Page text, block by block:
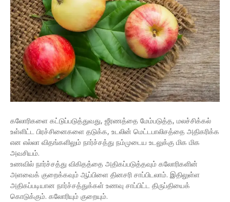
கலோரிகளை கட்டுப்படுத்துவது, ஜீரணத்தை மேம்படுத்த, மலச்சிக்கல்
உள்ளிட்ட பிரச்சினைகளை தடுக்க, உடலின் மெட்டபாலிசத்தை அதிகரிக்க
என எல்லா விதங்களிலும் நார்ச்சத்து நம்முடைய உடலுக்கு மிக மிக
அவசியம்.
உணவில் நார்ச்சத்து விகிதத்தை அதிகப்படுத்தவும் கலோரிகளின்
அளவைக் குறைக்கவும் ஆப்பிளை தினசரி சாப்பிடலாம். இதிலுள்ள
அதிகப்படியான நார்ச்சத்துக்கள் உணவு சாப்பிட்ட திருப்தியைக்
கொடுக்கும். கலோரியும் குறையும்.